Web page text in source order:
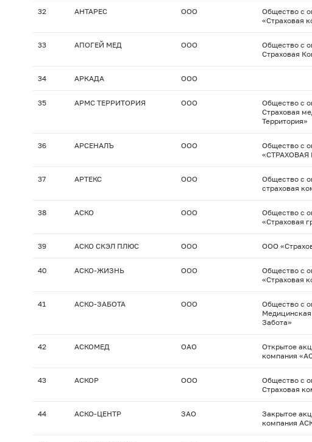
32 АНТАРЕС ООО
Общество с
«Страховая
33 АПОГЕЙ МЕД ООО
Общество с
Страховая
34 АРКАДА ООО
35 АРМС ТЕРРИТОРИЯ ООО
Общество с
Страховая
Территория»
36 АРСЕНАЛЪ ООО
Общество с
37 АРТЕКС ООО
Общество с
страховая
38 АСКО ООО
Общество с
«Страховая
39 АСКО СКЭЛ ПЛЮС ООО ООО
40 АСКО-ЖИЗНЬ ООО
Общество с
«Страховая
41 АСКО-ЗАБОТА ООО
Общество с
Забота»
42 АСКОМЕД ОАО
Открытое
компания
43 АСКОР ООО
Общество с
Страховая
44 АСКО-ЦЕНТР ЗАО
Закрытое
компания